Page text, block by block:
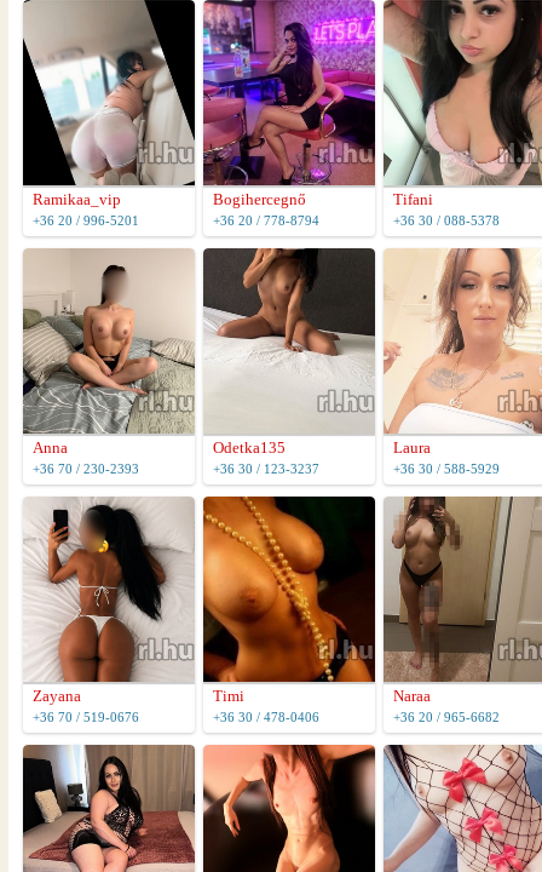
Ramikaa_vip
+36 20 / 996-5201
Bogihercegnő
+36 20 / 778-8794
Tifani
+36 30 / 088-5378
Anna
+36 70 / 230-2393
Odetka135
+36 30 / 123-3237
Laura
+36 30 / 588-5929
Zayana
+36 70 / 519-0676
Timi
+36 30 / 478-0406
Naraa
+36 20 / 965-6682